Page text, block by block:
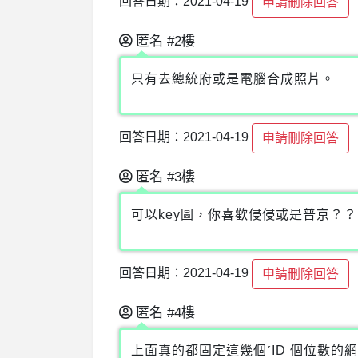
匿名 #2樓
只有去總統府或是電腦合成照片。
回答日期：2021-04-19 申請刪除回答
匿名 #3樓
可以key圖，你喜歡侵侵或是普京？？
回答日期：2021-04-19 申請刪除回答
匿名 #4樓
上面真的都固定這幾個ˊID 個位數的